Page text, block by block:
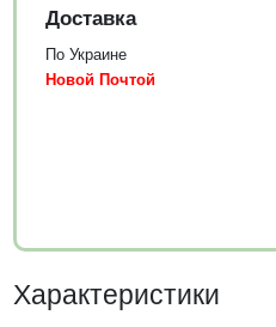
Доставка
По Украине
Новой Почтой
Характеристики